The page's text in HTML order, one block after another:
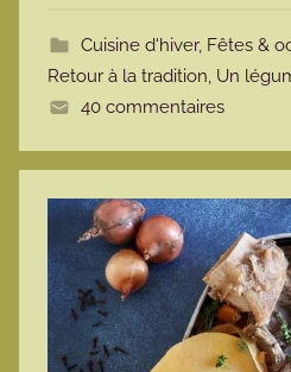
t
e
Cuisine d'hiver, Fêtes &
Retour à la tradition, Un
40 commentaires